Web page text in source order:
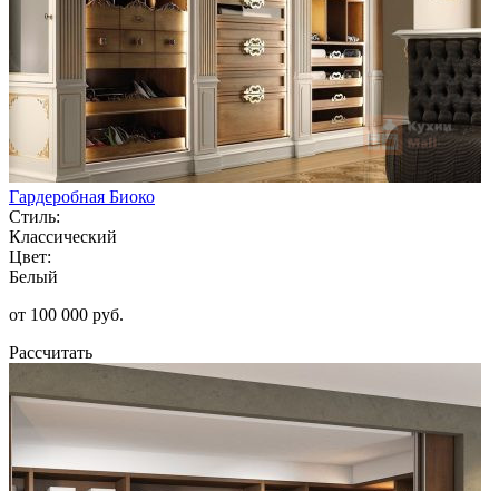
Гардеробная Биоко
Стиль:
Классический
Цвет:
Белый
от 100 000 руб.
Рассчитать